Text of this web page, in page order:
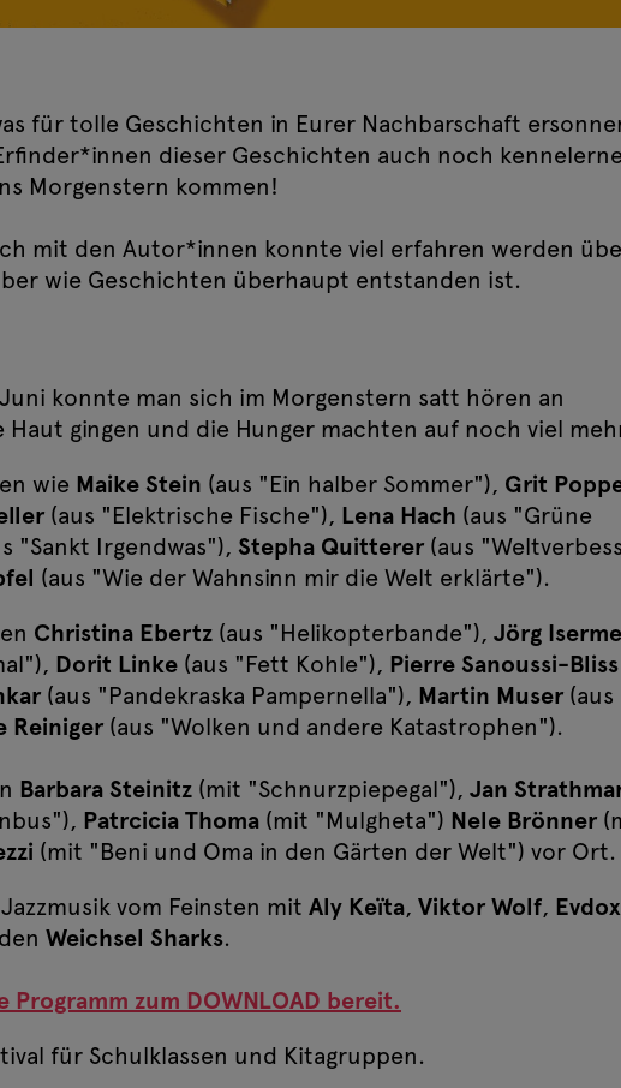
für tolle Geschichten in Eurer Nachbarschaft
dieser Geschichten auch noch
Morgenstern kommen!
mit den Autor*innen konnte viel erfahren werden
wie Geschichten überhaupt entstanden ist.
konnte man sich im Morgenstern satt hören an
gingen und die Hunger machten auf noch viel
wie Maike Stein (aus "Ein halber Sommer"), Grit
(aus "Elektrische Fische"), Lena Hach (aus "Grüne
"Sankt Irgendwas"), Stepha Quitterer (aus
(aus "Wie der Wahnsinn mir die Welt erklärte").
Christina Ebertz (aus "Helikopterbande"), Jörg
Dorit Linke (aus "Fett Kohle"), Pierre Sanoussi-Bliss
(aus "Pandekraska Pampernella"), Martin Muser (aus
Reiniger (aus "Wolken und andere Katastrophen").
Barbara Steinitz (mit "Schnurzpiepegal"), Jan
Patrcicia Thoma (mit "Mulgheta") Nele Brönner
(mit "Beni und Oma in den Gärten der Welt") vor Ort.
vom Feinsten mit Aly Keïta, Viktor Wolf,
Weichsel Sharks.
Programm zum DOWNLOAD bereit.
für Schulklassen und Kitagruppen.